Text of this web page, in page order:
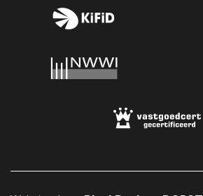
Veere
Vrouwenpolder